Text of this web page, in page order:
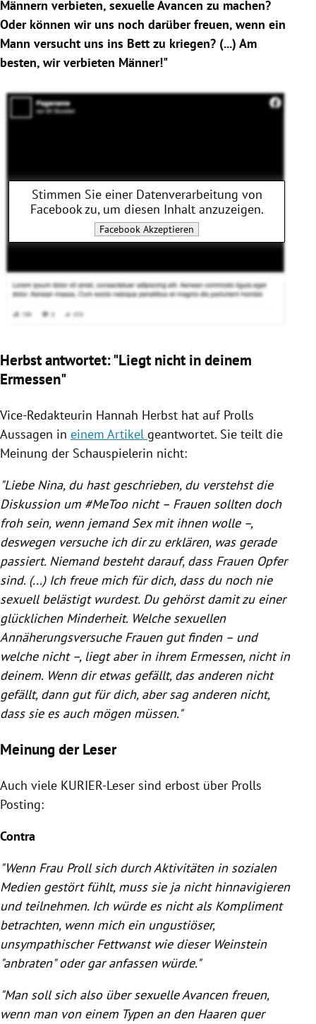
Männern verbieten, sexuelle Avancen zu machen?
Oder können wir uns noch darüber freuen, wenn ein
Mann versucht uns ins Bett zu kriegen? (...) Am
besten, wir verbieten Männer!"
Stimmen Sie einer Datenverarbeitung von
Facebookzu, um diesen Inhalt anzuzeigen.
Facebook Akzeptieren
Herbst antwortet: "Liegt nicht in deinem
Ermessen"
Vice-Redakteurin Hannah Herbst hat auf Prolls
Aussagen in einem Artikel geantwortet. Sie teilt die
Meinung der Schauspielerin nicht:
"Liebe Nina, du hast geschrieben, du verstehst die
Diskussion um #MeToo nicht – Frauen sollten doch
froh sein, wenn jemand Sex mit ihnen wolle –,
deswegen versuche ich dir zu erklären, was gerade
passiert. Niemand besteht darauf, dass Frauen Opfer
sind. (...) Ich freue mich für dich, dass du noch nie
sexuell belästigt wurdest. Du gehörst damit zu einer
glücklichen Minderheit. Welche sexuellen
Annäherungsversuche Frauen gut finden – und
welche nicht –, liegt aber in ihrem Ermessen, nicht in
deinem. Wenn dir etwas gefällt, das anderen nicht
gefällt, dann gut für dich, aber sag anderen nicht,
dass sie es auch mögen müssen."
Meinung der Leser
Auch viele KURIER-Leser sind erbost über Prolls
Posting:
Contra
"Wenn Frau Prollsich durch Aktivitäten in sozialen
Medien gestört fühlt, muss sie ja nicht hinnavigieren
und teilnehmen. Ich würde es nicht als Kompliment
betrachten, wenn mich ein ungustiöser,
unsympathischer Fettwanst wie dieser Weinstein
"anbraten" oder gar anfassen würde."
"Man soll sich also über sexuelle Avancen freuen,
wenn man von einem Typen an den Haaren quer